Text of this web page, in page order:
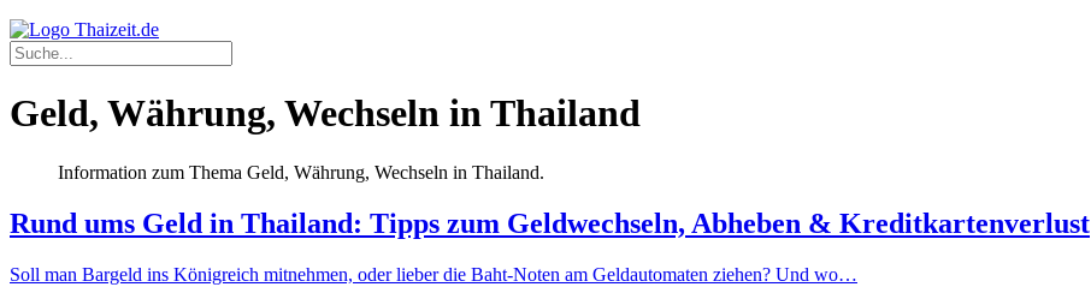
Geld, Währung, Wechseln in Thailand
Information zum Thema Geld, Währung, Wechseln in Thailand.
Rund ums Geld in Thailand: Tipps zum Geldwechseln, Abheben & Kreditkartenverlust
Soll man Bargeld ins Königreich mitnehmen, oder lieber die Baht-Noten am Geldautomaten ziehen? Und wo…